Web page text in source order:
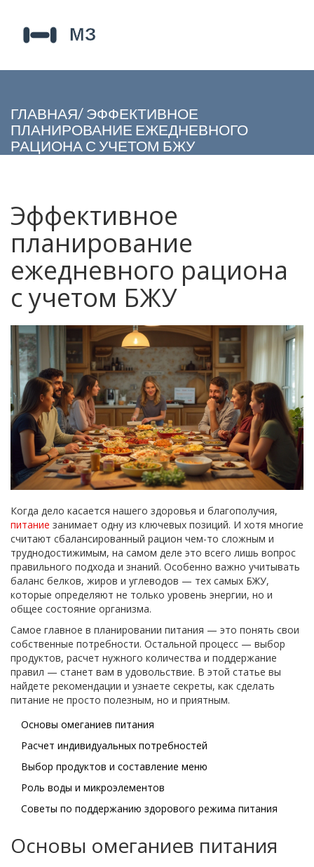
ГЛАВНАЯ/ ЭФФЕКТИВНОЕ
ПЛАНИРОВАНИЕ ЕЖЕДНЕВНОГО
РАЦИОНА С УЧЕТОМ БЖУ
Эффективное
планирование
ежедневного рациона
с учетом БЖУ
Когда дело касается нашего здоровья и благополучия,
питание занимает одну из ключевых позиций. И хотя многие
считают сбалансированный рацион чем-то сложным и
труднодостижимым, на самом деле это всего лишь вопрос
правильного подхода и знаний. Особенно важно учитывать
баланс белков, жиров и углеводов — тех самых БЖУ,
которые определяют не только уровень энергии, но и
общее состояние организма.
Самое главное в планировании питания — это понять свои
собственные потребности. Остальной процесс — выбор
продуктов, расчет нужного количества и поддержание
правил — станет вам в удовольствие. В этой статье вы
найдете рекомендации и узнаете секреты, как сделать
питание не просто полезным, но и приятным.
Основы омеганиев питания
Расчет индивидуальных потребностей
Выбор продуктов и составление меню
Роль воды и микроэлементов
Советы по поддержанию здорового режима питания
Основы омеганиев питания